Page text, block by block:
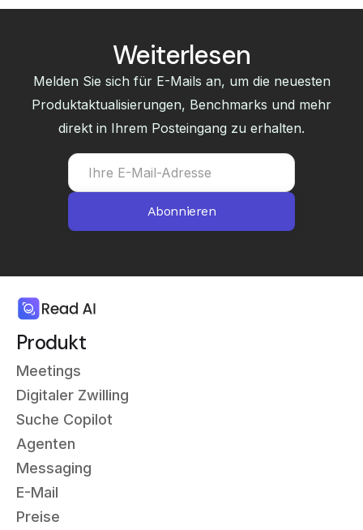
Weiterlesen
Melden Sie sich für E-Mails an, um die neuesten
Produktaktualisierungen, Benchmarks und mehr
direkt in Ihrem Posteingang zu erhalten.
Produkt
Meetings
Digitaler Zwilling
Suche Copilot
Agenten
Messaging
E-Mail
Preise